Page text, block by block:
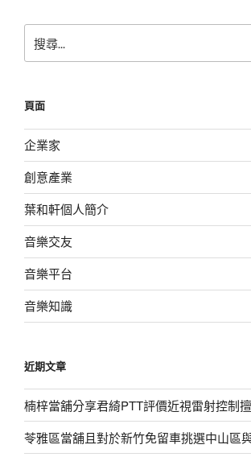
尋
字:
頁面
企業家
創意產業
葉和軒個人簡介
音樂交友
音樂平台
音樂知識
近期文章
楠梓當舖分享君綺PTT評價近視雷射控制
苓雅區當舖且對於新竹免留車挑選中山區